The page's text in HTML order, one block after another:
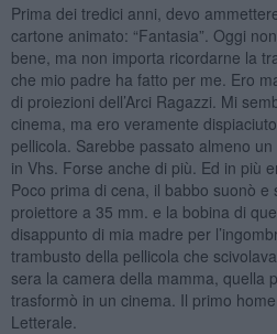
Prima dei tredici anni, devo
cartone animato: “Fantasia”. Oggi
bene, ma non importa ricordarne la
che mio padre ha fatto per me. Ero
di proiezioni dell’Arci Ragazzi. Mi
cinema, ma ero veramente
pellicola. Sarebbe passato almeno
in Vhs. Forse anche di più. Ed in più
Poco prima di cena, il babbo suonò e
proiettore a 35 mm. e la bobina di
disappunto di mia madre per
trambusto della pellicola che
sera la camera della mamma, quella
trasformò in un cinema. Il primo
Letterale.